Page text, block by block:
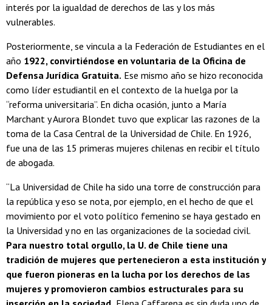
interés por la igualdad de derechos de las y los más
vulnerables.
Posteriormente, se vincula a la Federación de Estudiantes en el
año 1922, convirtiéndose en voluntaria de la Oficina de
Defensa Jurídica Gratuita. Ese mismo año se hizo reconocida
como líder estudiantil en el contexto de la huelga por la
“reforma universitaria”. En dicha ocasión, junto a María
Marchant y Aurora Blondet tuvo que explicar las razones de la
toma de la Casa Central de la Universidad de Chile. En 1926,
fue una de las 15 primeras mujeres chilenas en recibir el título
de abogada.
“La Universidad de Chile ha sido una torre de construcción para
la república y eso se nota, por ejemplo, en el hecho de que el
movimiento por el voto político femenino se haya gestado en
la Universidad y no en las organizaciones de la sociedad civil.
Para nuestro total orgullo, la U. de Chile tiene una
tradición de mujeres que pertenecieron a esta institución y
que fueron pioneras en la lucha por los derechos de las
mujeres y promovieron cambios estructurales para su